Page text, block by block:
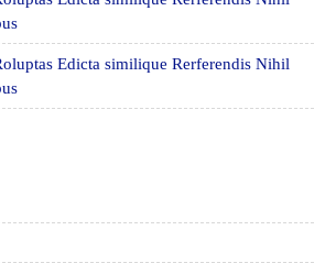
Edicta similique Rerferendis Nihil